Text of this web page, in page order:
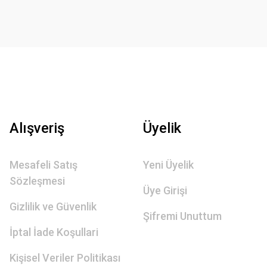
Alışveriş
Mesafeli Satış
Sözleşmesi
Gizlilik ve Güvenlik
İptal İade Koşullari
Kişisel Veriler Politikası
Üyelik
Yeni Üyelik
Üye Girişi
Şifremi Unuttum